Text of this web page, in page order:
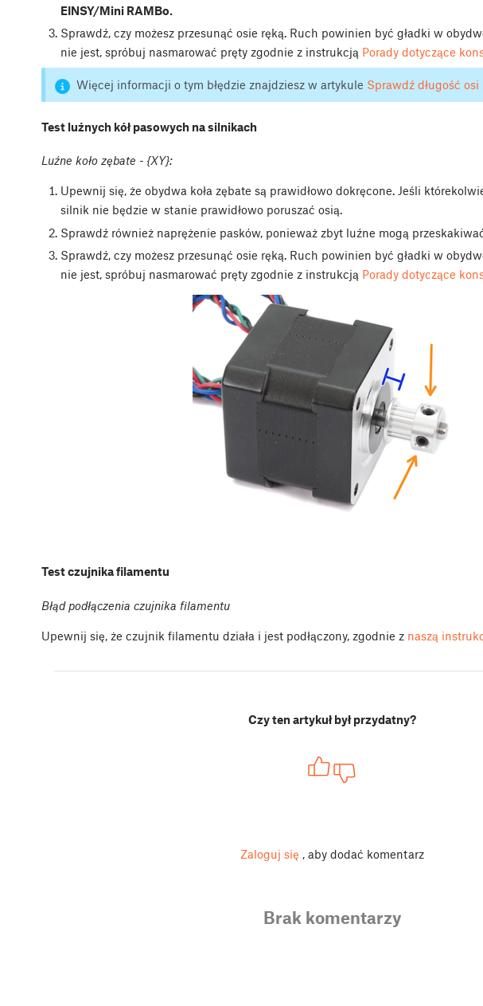
EINSY/Mini RAMBo.
Sprawdź, czy możesz przesunąć osie ręką. Ruch powinien być gładki w
nie jest, spróbuj nasmarować pręty zgodnie z instrukcją Porady dotyczące
Więcej informacji o tym błędzie znajdziesz w artykule Sprawdź długość
Test luźnych kół pasowych na silnikach
Luźne koło zębate - {XY}:
Upewnij się, że obydwa koła zębate są prawidłowo dokręcone. Jeśli
silnik nie będzie w stanie prawidłowo poruszać osią.
Sprawdź również naprężenie pasków, ponieważ zbyt luźne mogą
Sprawdź, czy możesz przesunąć osie ręką. Ruch powinien być gładki w
nie jest, spróbuj nasmarować pręty zgodnie z instrukcją Porady dotyczące
Test czujnika filamentu
Błąd podłączenia czujnika filamentu
Upewnij się, że czujnik filamentu działa i jest podłączony, zgodnie z naszą
Czy ten artykuł był przydatny?
Zaloguj się , aby dodać komentarz
Brak komentarzy